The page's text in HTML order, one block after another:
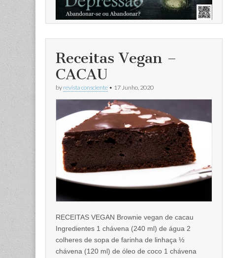
Receitas Vegan –
CACAU
by revista consciente • 17 Junho, 2020
RECEITAS VEGAN Brownie vegan de cacau
Ingredientes 1 chávena (240 ml) de água 2
colheres de sopa de farinha de linhaça ½
chávena (120 ml) de óleo de coco 1 chávena